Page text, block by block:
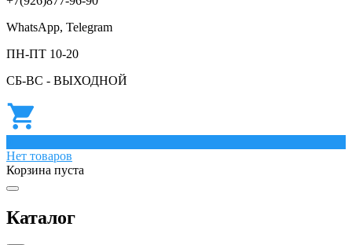
WhatsApp, Telegram
ПН-ПТ 10-20
СБ-ВС - ВЫХОДНОЙ
Нет товаров
Корзина пуста
Каталог